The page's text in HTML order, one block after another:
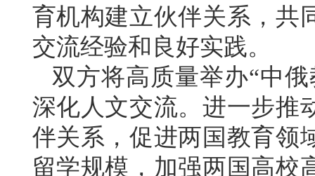
育机构建立伙伴关系，共
交流经验和良好实践。
双方将高质量举办“中
深化人文交流。进一步推
伴关系，促进两国教育领
留学规模，加强两国高校